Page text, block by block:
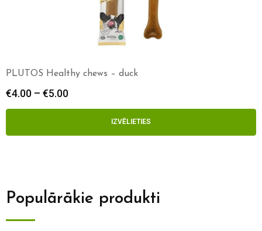
PLUTOS Healthy chews – duck
€4.00 – €5.00
IZVĒLIETIES
Populārākie produkti